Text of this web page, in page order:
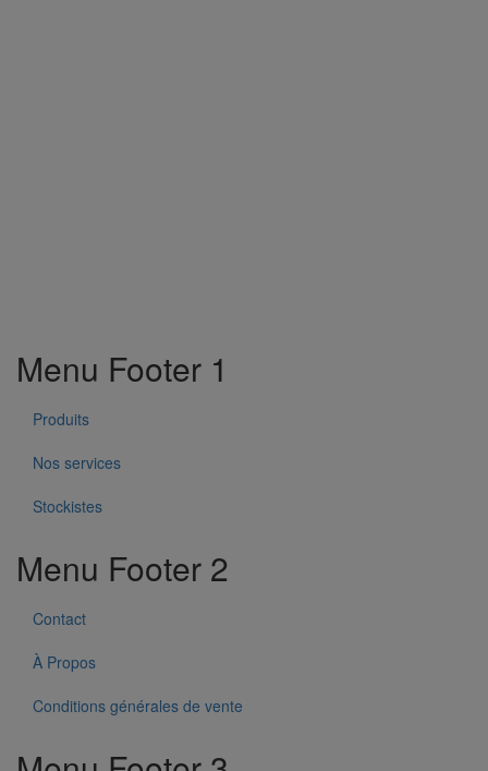
Menu Footer 1
Produits
Nos services
Stockistes
Menu Footer 2
Contact
À Propos
Conditions générales de vente